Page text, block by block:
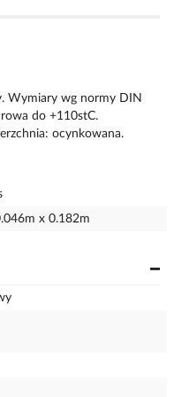
Wymiary wg normy DIN
do +110stC.
ocynkowana.
x 0.182m